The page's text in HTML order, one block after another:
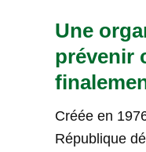
Une
prévenir
Créée en
République